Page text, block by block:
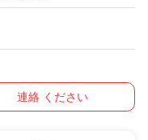
連絡 ください